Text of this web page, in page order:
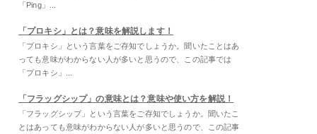
「Ping」...
「プロキシ」とは？意味を解説します！
「プロキシ」という言葉をご存知でしょうか。聞いたことはあ
っても意味がわからない人が多いと思うので、この記事では
「プロキシ」...
「フラッグシップ」の意味とは？意味や使い方を解説！
「フラッグシップ」という言葉をご存知でしょうか。聞いたこ
とはあっても意味がわからない人が多いと思うので、この記事